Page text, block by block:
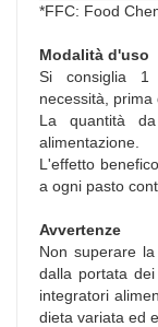
*FFC: Food
Modalità d'uso
Si consiglia 1
necessità, prima
La quantità
alimentazione.
L'effetto
a ogni pasto
Avvertenze
Non superare
dalla portata
integratori
dieta variata ed